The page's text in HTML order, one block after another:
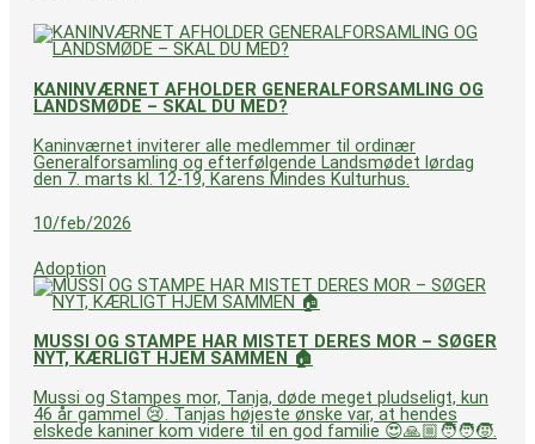
KANINVÆRNET AFHOLDER GENERALFORSAMLING OG
LANDSMØDE – SKAL DU MED?
Kaninværnet inviterer alle medlemmer til ordinær
Generalforsamling og efterfølgende Landsmødet lørdag
den 7. marts kl. 12-19, Karens Mindes Kulturhus.
10/feb/2026
Adoption
MUSSI OG STAMPE HAR MISTET DERES MOR – SØGER
NYT, KÆRLIGT HJEM SAMMEN 🏠
Mussi og Stampes mor, Tanja, døde meget pludseligt, kun
46 år gammel 😢. Tanjas højeste ønske var, at hendes
elskede kaniner kom videre til en god familie 😍🙏🏼🧑‍🧑‍🧒.